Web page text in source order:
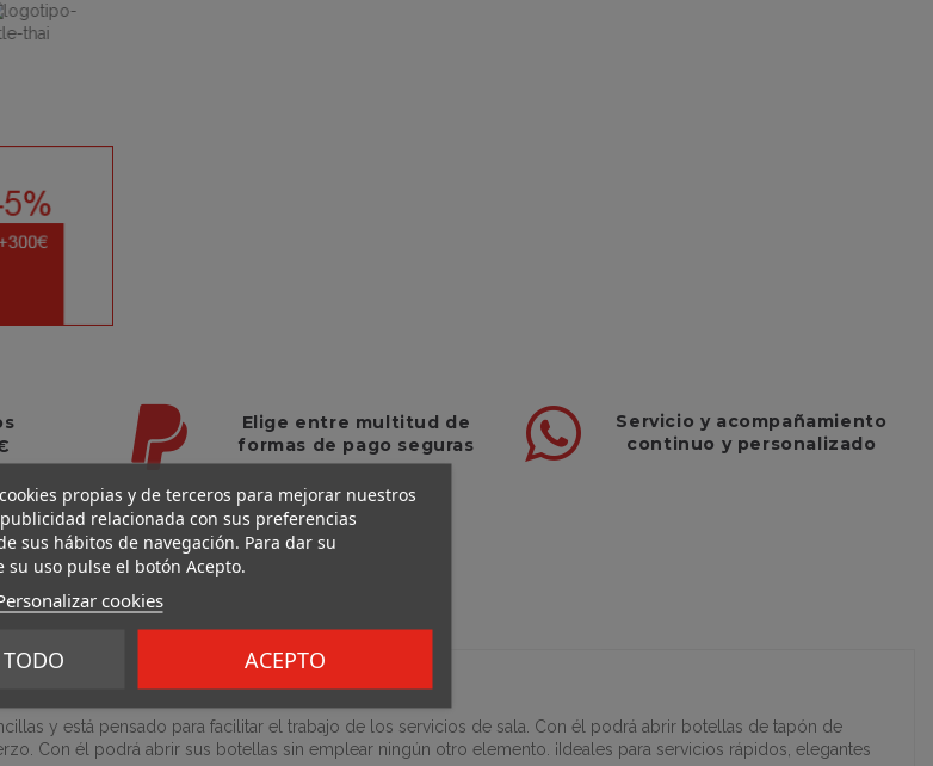
propias y de terceros para mejorar nuestros
relacionada con sus preferencias
sus hábitos de navegación. Para dar su
uso pulse el botón Acepto.
cookies
TODO ACEPTO
Elige entre multitud de
formas de pago seguras
Servicio y acompañamiento
continuo y personalizado
y está pensado para facilitar el trabajo de los servicios de sala. Con él podrá abrir botellas de tapón de
Con él podrá abrir sus botellas sin emplear ningún otro elemento. ¡Ideales para servicios rápidos, elegantes